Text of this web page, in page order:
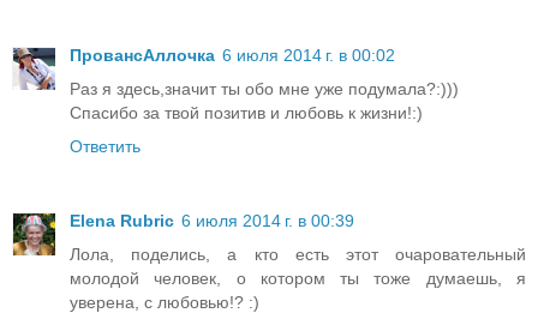
ПровансАллочка 6 июля 2014 г. в 00:02
Раз я здесь,значит ты обо мне уже подумала?:)))
Спасибо за твой позитив и любовь к жизни!:)
Ответить
Elena Rubric 6 июля 2014 г. в 00:39
Лола, поделись, а кто есть этот очаровательный
молодой человек, о котором ты тоже думаешь, я
уверена, с любовью!? :)